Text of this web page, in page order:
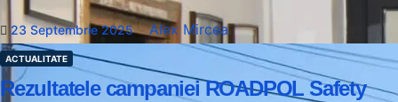
23 Septembrie 2025 Alex Mircea
ACTUALITATE
Rezultatele campaniei ROADPOL Safety